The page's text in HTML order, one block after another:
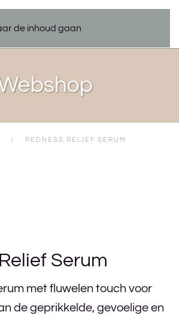
de inhoud gaan
REDNESS RELIEF SERUM
Serum
met fluwelen touch voor
de geprikkelde, gevoelige en